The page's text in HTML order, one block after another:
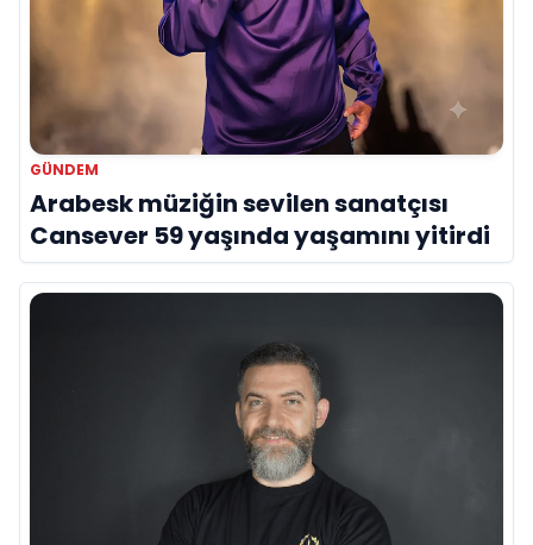
GÜNDEM
Arabesk müziğin sevilen sanatçısı
Cansever 59 yaşında yaşamını yitirdi